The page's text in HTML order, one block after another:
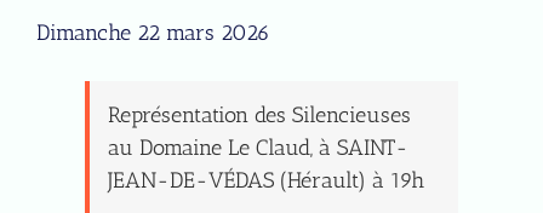
Dimanche 22 mars 2026
Représentation des Silencieuses
au Domaine Le Claud, à SAINT-
JEAN-DE-VÉDAS (Hérault) à 19h